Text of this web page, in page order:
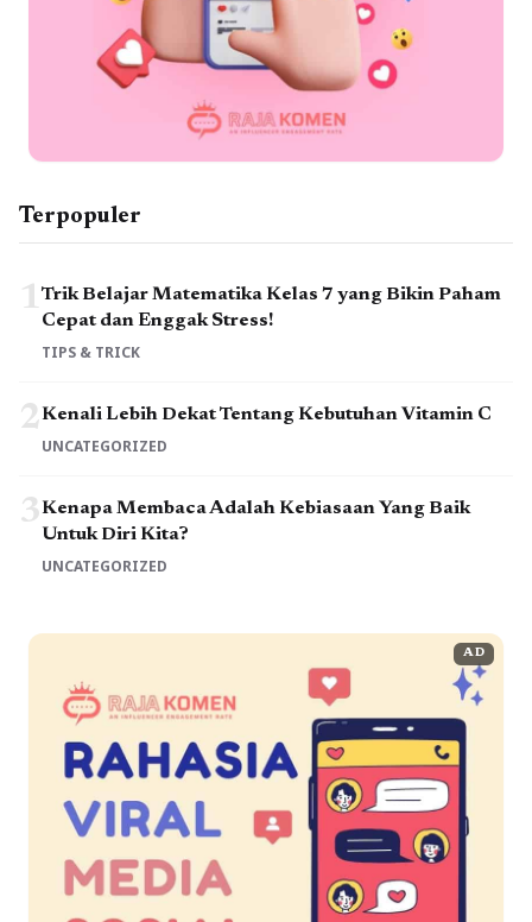
Terpopuler
1Trik Belajar Matematika Kelas 7 yang Bikin Paham
Cepat dan Enggak Stress!
TIPS & TRICK
2Kenali Lebih Dekat Tentang Kebutuhan Vitamin C
UNCATEGORIZED
3Kenapa Membaca Adalah Kebiasaan Yang Baik
Untuk Diri Kita?
UNCATEGORIZED
AD